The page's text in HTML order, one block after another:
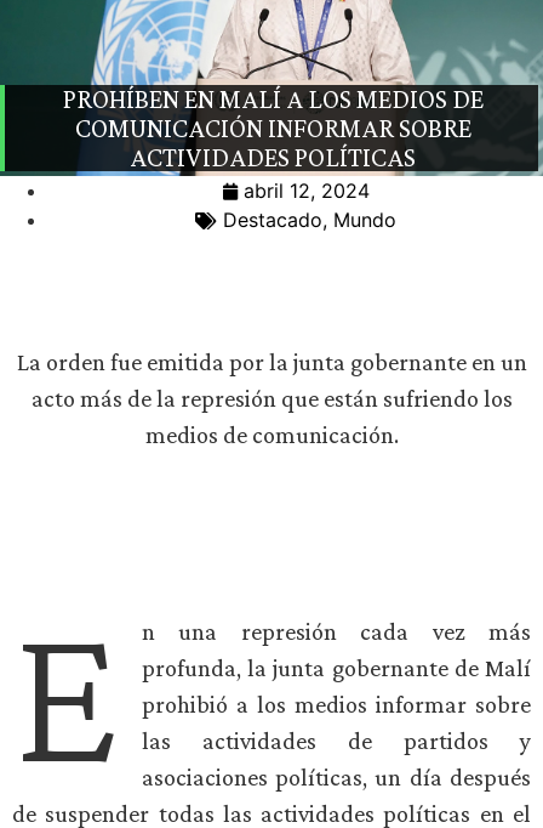
PROHÍBEN EN MALÍ A LOS MEDIOS DE
COMUNICACIÓN INFORMAR SOBRE
ACTIVIDADES POLÍTICAS
abril 12, 2024
Destacado, Mundo
La orden fue emitida por la junta gobernante en un
acto más de la represión que están sufriendo los
medios de comunicación.
E
n una represión cada vez más
profunda, la junta gobernante de Malí
prohibió a los medios informar sobre
las actividades de partidos y
asociaciones políticas, un día después
de suspender todas las actividades políticas en el